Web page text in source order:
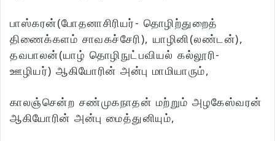
பாஸ்கரன்(போதனாசிரியர்- தொழிற்துறைத்
திணைக்களம் சாவகச்சேரி), யாழினி(லண்டன்),
தவபாலன்(யாழ் தொழிநுட்பவியல் கல்லூரி-
ஊழியர்) ஆகியோரின் அன்பு மாமியாரும்,
காலஞ்சென்ற சண்முகநாதன் மற்றும் அழகேஸ்வரன்
ஆகியோரின் அன்பு மைத்துனியும்,